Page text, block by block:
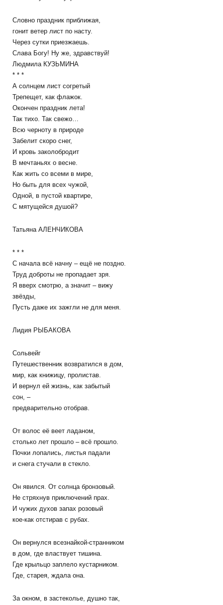
Словно праздник приближая,
гонит ветер лист по насту.
Через сутки приезжаешь.
Слава Богу! Ну же, здравствуй!
Людмила КУЗЬМИНА
* * *
А солнцем лист согретый
Трепещет, как флажок.
Окончен праздник лета!
Так тихо. Так свежо…
Всю черноту в природе
Забелит скоро снег,
И кровь заколобродит
В мечтаньях о весне.
Как жить со всеми в мире,
Но быть для всех чужой,
Одной, в пустой квартире,
С мятущейся душой?
Татьяна АЛЕНЧИКОВА
* * *
С начала всё начну – ещё не поздно.
Труд доброты не пропадает зря.
Я вверх смотрю, а значит – вижу
звёзды,
Пусть даже их зажгли не для меня.
Лидия РЫБАКОВА
Сольвейг
Путешественник возвратился в дом,
мир, как книжицу, пролистав.
И вернул ей жизнь, как забытый
сон, –
предварительно отобрав.
От волос её веет ладаном,
столько лет прошло – всё прошло.
Почки лопались, листья падали
и снега стучали в стекло.
Он явился. От солнца бронзовый.
Не стряхнув приключений прах.
И чужих духов запах розовый
кое-как отстирав с рубах.
Он вернулся всезнайкой-странником
в дом, где властвует тишина.
Где крыльцо заплело кустарником.
Где, старея, ждала она.
За окном, в застеколье, душно так,